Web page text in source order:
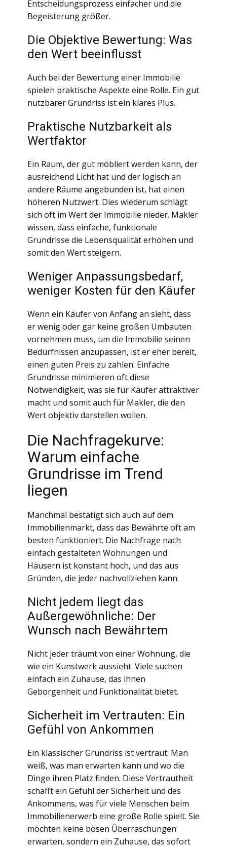
Entscheidungsprozess einfacher und die
Begeisterung größer.
Die Objektive Bewertung: Was
den Wert beeinflusst
Auch bei der Bewertung einer Immobilie
spielen praktische Aspekte eine Rolle. Ein gut
nutzbarer Grundriss ist ein klares Plus.
Praktische Nutzbarkeit als
Wertfaktor
Ein Raum, der gut möbliert werden kann, der
ausreichend Licht hat und der logisch an
andere Räume angebunden ist, hat einen
höheren Nutzwert. Dies wiederum schlägt
sich oft im Wert der Immobilie nieder. Makler
wissen, dass einfache, funktionale
Grundrisse die Lebensqualität erhöhen und
somit den Wert steigern.
Weniger Anpassungsbedarf,
weniger Kosten für den Käufer
Wenn ein Käufer von Anfang an sieht, dass
er wenig oder gar keine großen Umbauten
vornehmen muss, um die Immobilie seinen
Bedürfnissen anzupassen, ist er eher bereit,
einen guten Preis zu zahlen. Einfache
Grundrisse minimieren oft diese
Notwendigkeit, was sie für Käufer attraktiver
macht und somit auch für Makler, die den
Wert objektiv darstellen wollen.
Die Nachfragekurve:
Warum einfache
Grundrisse im Trend
liegen
Manchmal bestätigt sich auch auf dem
Immobilienmarkt, dass das Bewährte oft am
besten funktioniert. Die Nachfrage nach
einfach gestalteten Wohnungen und
Häusern ist konstant hoch, und das aus
Gründen, die jeder nachvollziehen kann.
Nicht jedem liegt das
Außergewöhnliche: Der
Wunsch nach Bewährtem
Nicht jeder träumt von einer Wohnung, die
wie ein Kunstwerk aussieht. Viele suchen
einfach ein Zuhause, das ihnen
Geborgenheit und Funktionalität bietet.
Sicherheit im Vertrauten: Ein
Gefühl von Ankommen
Ein klassischer Grundriss ist vertraut. Man
weiß, was man erwarten kann und wo die
Dinge ihren Platz finden. Diese Vertrautheit
schafft ein Gefühl der Sicherheit und des
Ankommens, was für viele Menschen beim
Immobilienerwerb eine große Rolle spielt. Sie
möchten keine bösen Überraschungen
erwarten, sondern ein Zuhause, das sofort